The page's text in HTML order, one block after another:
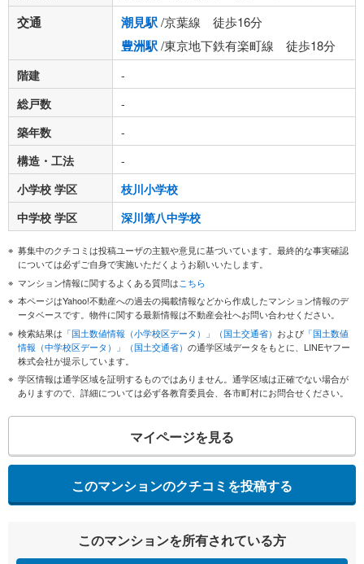
交通 潮見駅/京葉線 徒歩16分
豊洲駅/東京地下鉄有楽町線 徒歩18分
階建
-
総戸数
-
築年数
-
構造・工法
-
小学校 学区
枝川小学校
中学校 学区
深川第八中学校
募集中のクチコミは投稿ユーザの主観や意見に基づいています。最終的な事実確認
については必ずご自身で実施いただくようお願いいたします。
マンション情報に関するよくある質問はこちら
本ページはYahoo!不動産への過去の掲載情報などから作成したマンション情報のデ
ータベースです。物件に関する最新情報は不動産会社へお問い合わせください。
検索結果は 「国土数値情報（小学校区データ）」（国土交通省） および 「国土数値
情報（中学校区データ）」（国土交通省） の通学区域データをもとに、LINEヤフー
株式会社が提示しています。
学区情報は通学区域を証明するものではありません。通学区域は正確でない場合が
ありますので、詳細については必ず各教育委員会、各市町村にお問合せください。
マイページを見る
このマンションのクチコミを投稿する
このマンションを所有されている方